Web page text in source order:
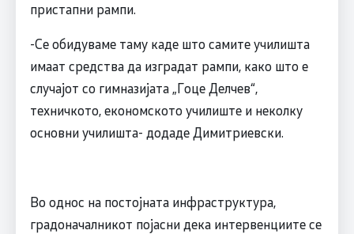
пристапни рампи.
-Се обидуваме таму каде што самите училишта
имаат средства да изградат рампи, како што е
случајот со гимназијата „Гоце Делчев“,
техничкото, економското училиште и неколку
основни училишта- додаде Димитриевски.
Во однос на постојната инфраструктура,
градоначалникот појасни дека интервенциите се